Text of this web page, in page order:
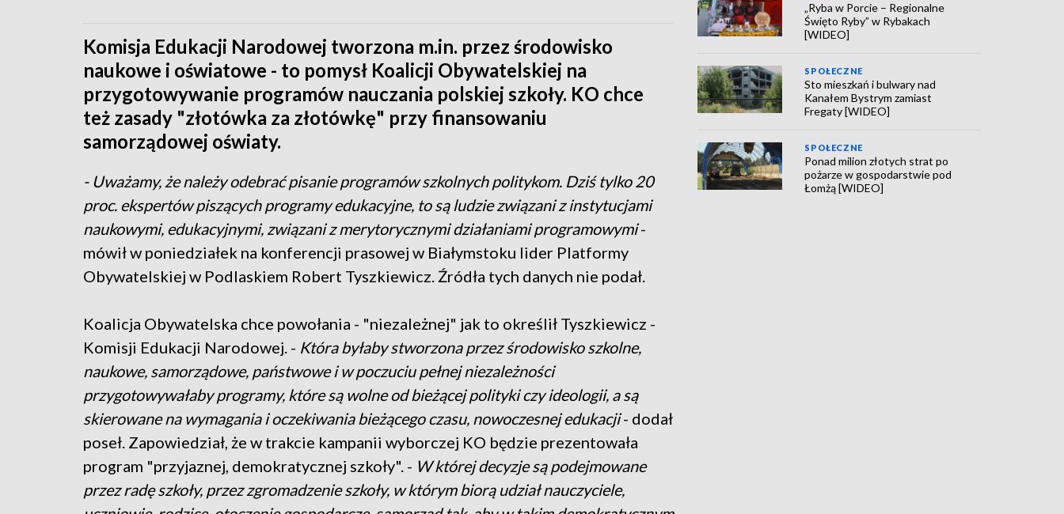
Komisja Edukacji Narodowej tworzona m.in. przez środowisko
naukowe i oświatowe - to pomysł Koalicji Obywatelskiej na
przygotowywanie programów nauczania polskiej szkoły. KO chce
też zasady "złotówka za złotówkę" przy finansowaniu
samorządowej oświaty.
- Uważamy, że należy odebrać pisanie programów szkolnych politykom. Dziś tylko 20
proc. ekspertów piszących programy edukacyjne, to są ludzie związani z instytucjami
naukowymi, edukacyjnymi, związani z merytorycznymi działaniami programowymi-
mówił w poniedziałek na konferencji prasowej w Białymstoku lider Platformy
Obywatelskiej w Podlaskiem Robert Tyszkiewicz. Źródła tych danych nie podał.
Koalicja Obywatelska chce powołania - "niezależnej" jak to określił Tyszkiewicz -
Komisji Edukacji Narodowej. - Która byłaby stworzona przez środowisko szkolne,
naukowe, samorządowe, państwowe i w poczuciu pełnej niezależności
przygotowywałaby programy, które są wolne od bieżącej polityki czy ideologii, a są
skierowane na wymagania i oczekiwania bieżącego czasu, nowoczesnej edukacji- dodał
poseł. Zapowiedział, że w trakcie kampanii wyborczej KO będzie prezentowała
program "przyjaznej, demokratycznej szkoły". - W której decyzje są podejmowane
przez radę szkoły, przez zgromadzenie szkoły, w którym biorą udział nauczyciele,
„Ryba w Porcie – Regionalne
Święto Ryby” w Rybakach
[WIDEO]
SPOŁECZNE
Sto mieszkań i bulwary nad
Kanałem Bystrym zamiast
Fregaty [WIDEO]
SPOŁECZNE
Ponad milion złotych strat po
pożarze w gospodarstwie pod
Łomżą [WIDEO]